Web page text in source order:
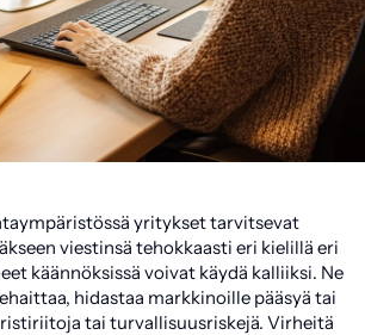
yritykset tarvitsevat
viestinsä tehokkaasti eri kielillä eri
käännöksissä voivat käydä kalliiksi. Ne
hidastaa markkinoille pääsyä tai
tai turvallisuusriskejä. Virheitä